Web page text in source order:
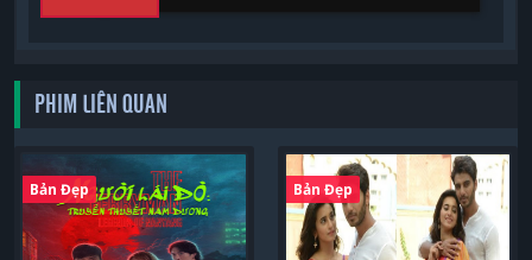
PHIM LIÊN QUAN
Bản Đẹp Bản Đẹp